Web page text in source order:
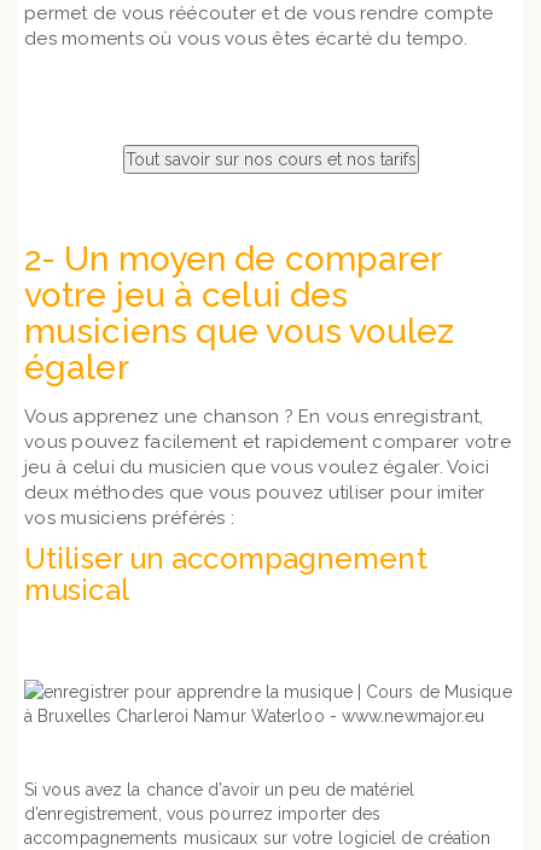
permet de vous réécouter et de vous rendre compte
des moments où vous vous êtes écarté du tempo.
2- Un moyen de comparer
votre jeu à celui des
musiciens que vous voulez
égaler
Vous apprenez une chanson ? En vous enregistrant,
vous pouvez facilement et rapidement comparer votre
jeu à celui du musicien que vous voulez égaler. Voici
deux méthodes que vous pouvez utiliser pour imiter
vos musiciens préférés :
Utiliser un accompagnement
musical
Si vous avez la chance d’avoir un peu de matériel
d’enregistrement, vous pourrez importer des
accompagnements musicaux sur votre logiciel de création